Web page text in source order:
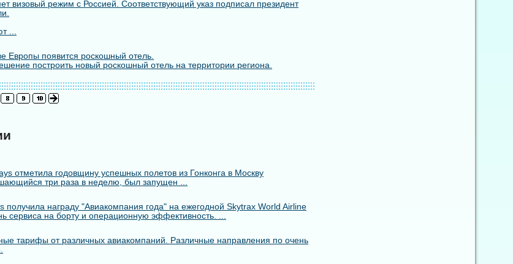
визовый режим с Россией. Соответствующий указ подписал президент
...
Европы появится роскошный отель.
построить новый роскошный отель на территории региона.
отметила годовщину успешных полетов из Гонконга в Москву
три раза в неделю, был запущен ...
получила награду "Авиакомпания года" на ежегодной Skytrax World Airline
сервиса на борту и операционную эффективность. ...
тарифы от различных авиакомпаний. Различные направления по очень